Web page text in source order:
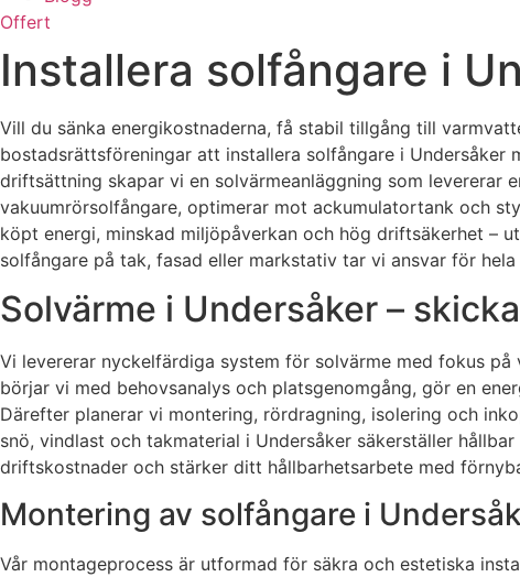
Offert
Installera solfångare i
Vill du sänka energikostnaderna, få stabil tillgång till
bostadsrättsföreningar att installera solfångare i
driftsättning skapar vi en solvärmeanläggning som levererar
vakuumrörsolfångare, optimerar mot ackumulatortank och
köpt energi, minskad miljöpåverkan och hög driftsäkerhet –
solfångare på tak, fasad eller markstativ tar vi ansvar för
Solvärme i Undersåker –
Vi levererar nyckelfärdiga system för solvärme med fokus
börjar vi med behovsanalys och platsgenomgång, gör en
Därefter planerar vi montering, rördragning, isolering och
snö, vindlast och takmaterial i Undersåker säkerställer
driftskostnader och stärker ditt hållbarhetsarbete med
Montering av solfångare i
Vår montageprocess är utformad för säkra och estetiska